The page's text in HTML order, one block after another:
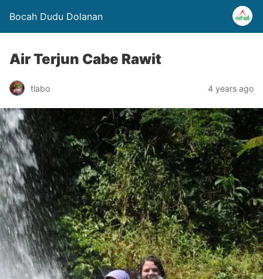
Bocah Dudu Dolanan
Air Terjun Cabe Rawit
tlabo 4 years ago